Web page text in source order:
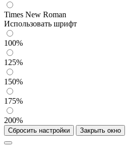
Times New Roman
Использовать шрифт
100%
125%
150%
175%
200%
Сбросить настройки Закрыть окно